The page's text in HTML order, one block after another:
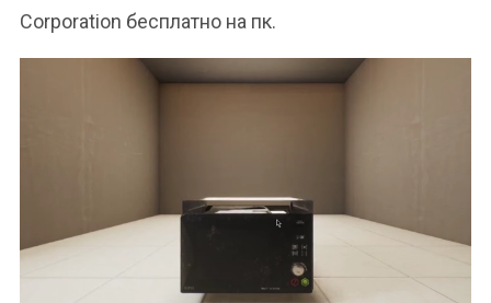
Corporation бесплатно на пк.